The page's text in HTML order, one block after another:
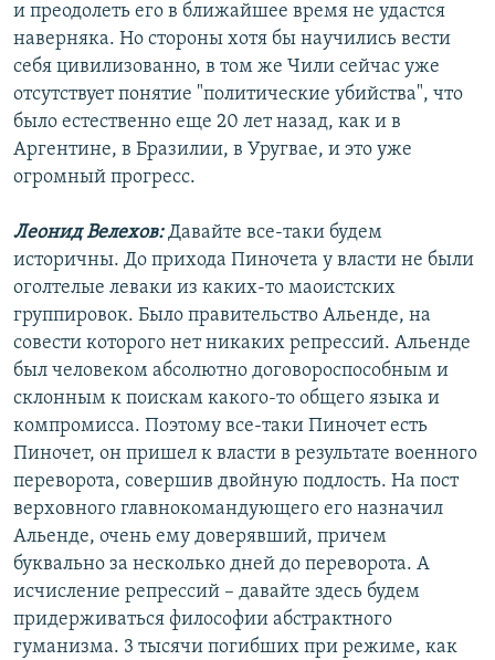
и преодолеть его в ближайшее время не удастся
наверняка. Но стороны хотя бы научились вести
себя цивилизованно, в том же Чили сейчас уже
отсутствует понятие "политические убийства", что
было естественно еще 20 лет назад, как и в
Аргентине, в Бразилии, в Уругвае, и это уже
огромный прогресс.
Леонид Велехов:Давайте все-таки будем
историчны. До прихода Пиночета у власти не были
оголтелые леваки из каких-то маоистских
группировок. Было правительство Альенде, на
совести которого нет никаких репрессий. Альенде
был человеком абсолютно договороспособным и
склонным к поискам какого-то общего языка и
компромисса. Поэтому все-таки Пиночет есть
Пиночет, он пришел к власти в результате военного
переворота, совершив двойную подлость. На пост
верховного главнокомандующего его назначил
Альенде, очень ему доверявший, причем
буквально за несколько дней до переворота. А
исчисление репрессий – давайте здесь будем
придерживаться философии абстрактного
гуманизма. 3 тысячи погибших при режиме, как